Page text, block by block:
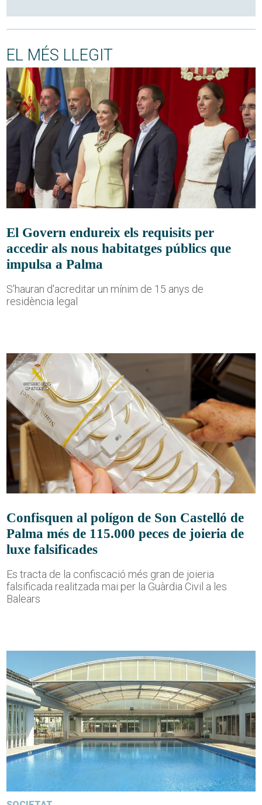
EL MÉS LLEGIT
El Govern endureix els requisits per
accedir als nous habitatges públics que
impulsa a Palma
S'hauran d'acreditar un mínim de 15 anys de
residència legal
Confisquen al polígon de Son Castelló de
Palma més de 115.000 peces de joieria de
luxe falsificades
Es tracta de la confiscació més gran de joieria
falsificada realitzada mai per la Guàrdia Civil a les
Balears